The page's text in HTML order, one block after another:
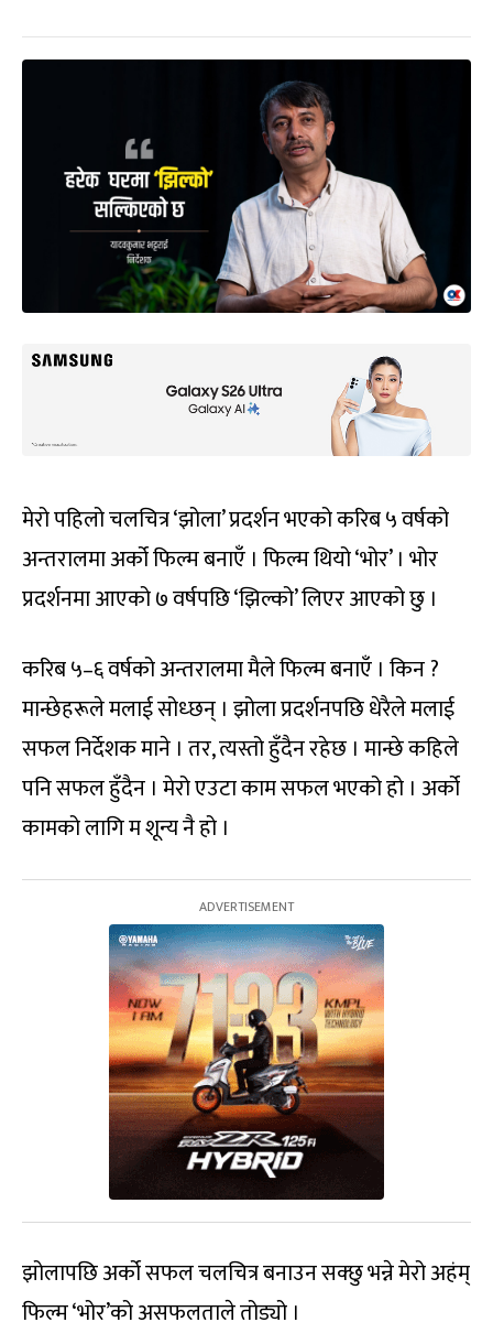
मेरो पहिलो चलचित्र ‘झोला’ प्रदर्शन भएको करिब ५ वर्षको
अन्तरालमा अर्को फिल्म बनाएँ । फिल्म थियो ‘भोर’ । भोर
प्रदर्शनमा आएको ७ वर्षपछि ‘झिल्को’ लिएर आएको छु ।
करिब ५–६ वर्षको अन्तरालमा मैले फिल्म बनाएँ । किन ?
मान्छेहरूले मलाई सोध्छन् । झोला प्रदर्शनपछि धेरैले मलाई
सफल निर्देशक माने । तर, त्यस्तो हुँदैन रहेछ । मान्छे कहिले
पनि सफल हुँदैन । मेरो एउटा काम सफल भएको हो । अर्को
कामको लागि म शून्य नै हो ।
झोलापछि अर्को सफल चलचित्र बनाउन सक्छु भन्ने मेरो अहंम्
फिल्म ‘भोर’को असफलताले तोड्यो ।